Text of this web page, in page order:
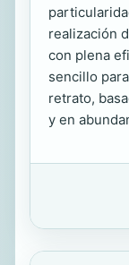
realización
con plena
sencillo
retrato,
y en